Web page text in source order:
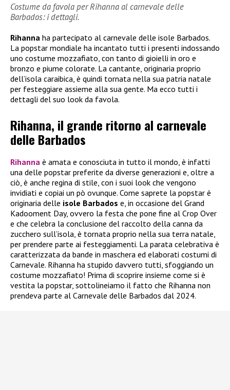
Costume da favola per Rihanna al carnevale delle
Barbados: i dettagli.
Rihanna ha partecipato al carnevale delle isole Barbados.
La popstar mondiale ha incantato tutti i presenti indossando
uno costume mozzafiato, con tanto di gioielli in oro e
bronzo e piume colorate. La cantante, originaria proprio
dell’isola caraibica, è quindi tornata nella sua patria natale
per festeggiare assieme alla sua gente. Ma ecco tutti i
dettagli del suo look da favola.
Rihanna, il grande ritorno al carnevale
delle Barbados
Rihanna è amata e conosciuta in tutto il mondo, è infatti
una delle popstar preferite da diverse generazioni e, oltre a
ciò, è anche regina di stile, con i suoi look che vengono
invidiati e copiai un pò ovunque. Come saprete la popstar è
originaria delle isole Barbados e, in occasione del Grand
Kadooment Day, ovvero la festa che pone fine al Crop Over
e che celebra la conclusione del raccolto della canna da
zucchero sull’isola, è tornata proprio nella sua terra natale,
per prendere parte ai festeggiamenti. La parata celebrativa è
caratterizzata da bande in maschera ed elaborati costumi di
Carnevale. Rihanna ha stupido davvero tutti, sfoggiando un
costume mozzafiato! Prima di scoprire insieme come si è
vestita la popstar, sottolineiamo il fatto che Rihanna non
prendeva parte al Carnevale delle Barbados dal 2024.